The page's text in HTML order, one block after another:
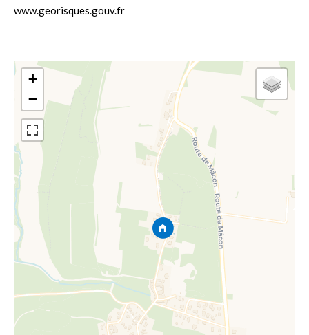
www.georisques.gouv.fr
+
−